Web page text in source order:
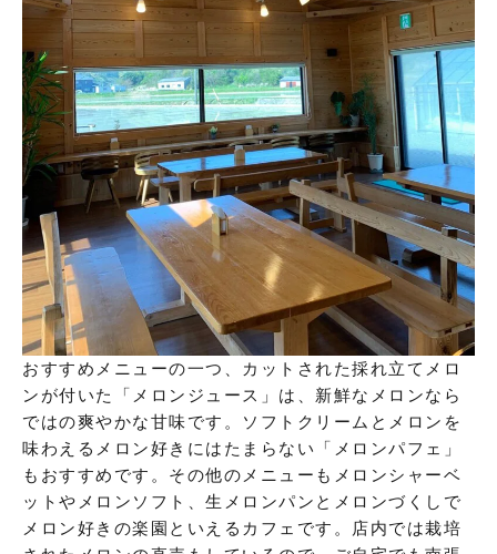
おすすめメニューの一つ、カットされた採れ立てメロ
ンが付いた「メロンジュース」は、新鮮なメロンなら
ではの爽やかな甘味です。ソフトクリームとメロンを
味わえるメロン好きにはたまらない「メロンパフェ」
もおすすめです。その他のメニューもメロンシャーベ
ットやメロンソフト、生メロンパンとメロンづくしで
メロン好きの楽園といえるカフェです。店内では栽培